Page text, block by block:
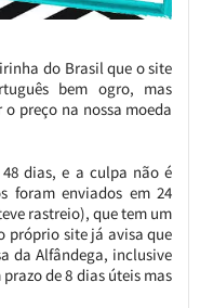
do Brasil que o site
bem ogro, mas
preço na nossa moeda
dias, e a culpa não é
foram enviados em 24
rastreio), que tem um
próprio site já avisa que
da Alfândega, inclusive
de 8 dias úteis mas